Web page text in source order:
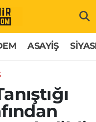
ASAYİŞ
Haritası
ve Fikstür